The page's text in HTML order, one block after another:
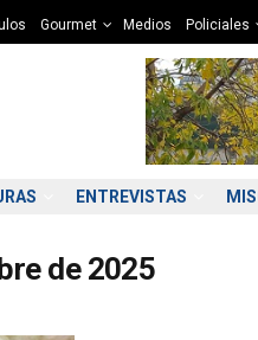
Gourmet Medios Policiales
ENTREVISTAS
de 2025